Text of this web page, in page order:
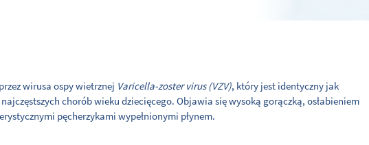
wirusa ospy wietrznej Varicella-zoster virus (VZV), który jest identyczny jak
chorób wieku dziecięcego. Objawia się wysoką gorączką, osłabieniem
pęcherzykami wypełnionymi płynem.